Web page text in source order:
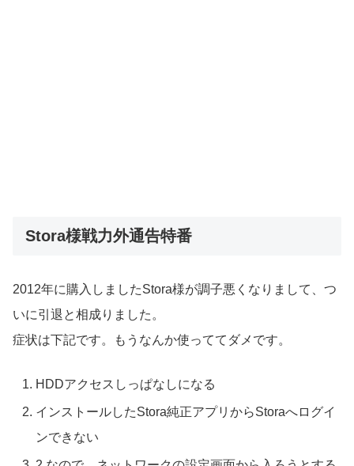
Stora様戦力外通告特番
2012年に購入しましたStora様が調子悪くなりまして、つ
いに引退と相成りました。
症状は下記です。もうなんか使っててダメです。
HDDアクセスしっぱなしになる
インストールしたStora純正アプリからStoraへログイ
ンできない